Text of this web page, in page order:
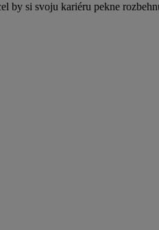
by si svoju kariéru pekne